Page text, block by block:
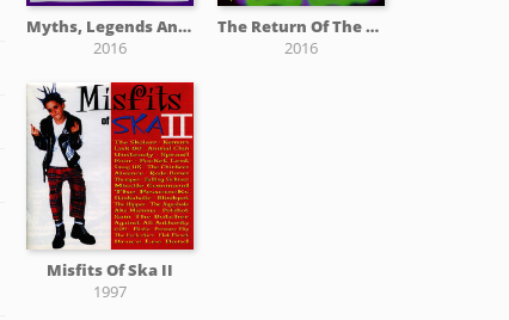
Myths, Legends And Other Amazing Adventures Vol. 2
2016
The Return Of The Aquabats
2016
Misfits Of Ska II
1997